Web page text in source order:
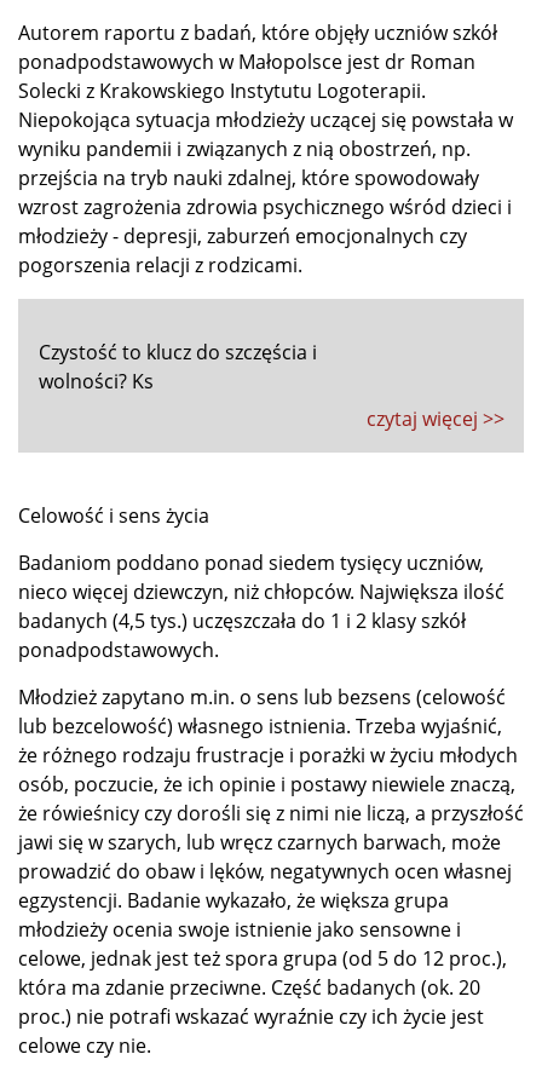
Autorem raportu z badań, które objęły uczniów szkół
ponadpodstawowych w Małopolsce jest dr Roman
Solecki z Krakowskiego Instytutu Logoterapii.
Niepokojąca sytuacja młodzieży uczącej się powstała w
wyniku pandemii i związanych z nią obostrzeń, np.
przejścia na tryb nauki zdalnej, które spowodowały
wzrost zagrożenia zdrowia psychicznego wśród dzieci i
młodzieży - depresji, zaburzeń emocjonalnych czy
pogorszenia relacji z rodzicami.
Czystość to klucz do szczęścia i
wolności? Ks
czytaj więcej >>
Celowość i sens życia
Badaniom poddano ponad siedem tysięcy uczniów,
nieco więcej dziewczyn, niż chłopców. Największa ilość
badanych (4,5 tys.) uczęszczała do 1 i 2 klasy szkół
ponadpodstawowych.
Młodzież zapytano m.in. o sens lub bezsens (celowość
lub bezcelowość) własnego istnienia. Trzeba wyjaśnić,
że różnego rodzaju frustracje i porażki w życiu młodych
osób, poczucie, że ich opinie i postawy niewiele znaczą,
że rówieśnicy czy dorośli się z nimi nie liczą, a przyszłość
jawi się w szarych, lub wręcz czarnych barwach, może
prowadzić do obaw i lęków, negatywnych ocen własnej
egzystencji. Badanie wykazało, że większa grupa
młodzieży ocenia swoje istnienie jako sensowne i
celowe, jednak jest też spora grupa (od 5 do 12 proc.),
która ma zdanie przeciwne. Część badanych (ok. 20
proc.) nie potrafi wskazać wyraźnie czy ich życie jest
celowe czy nie.